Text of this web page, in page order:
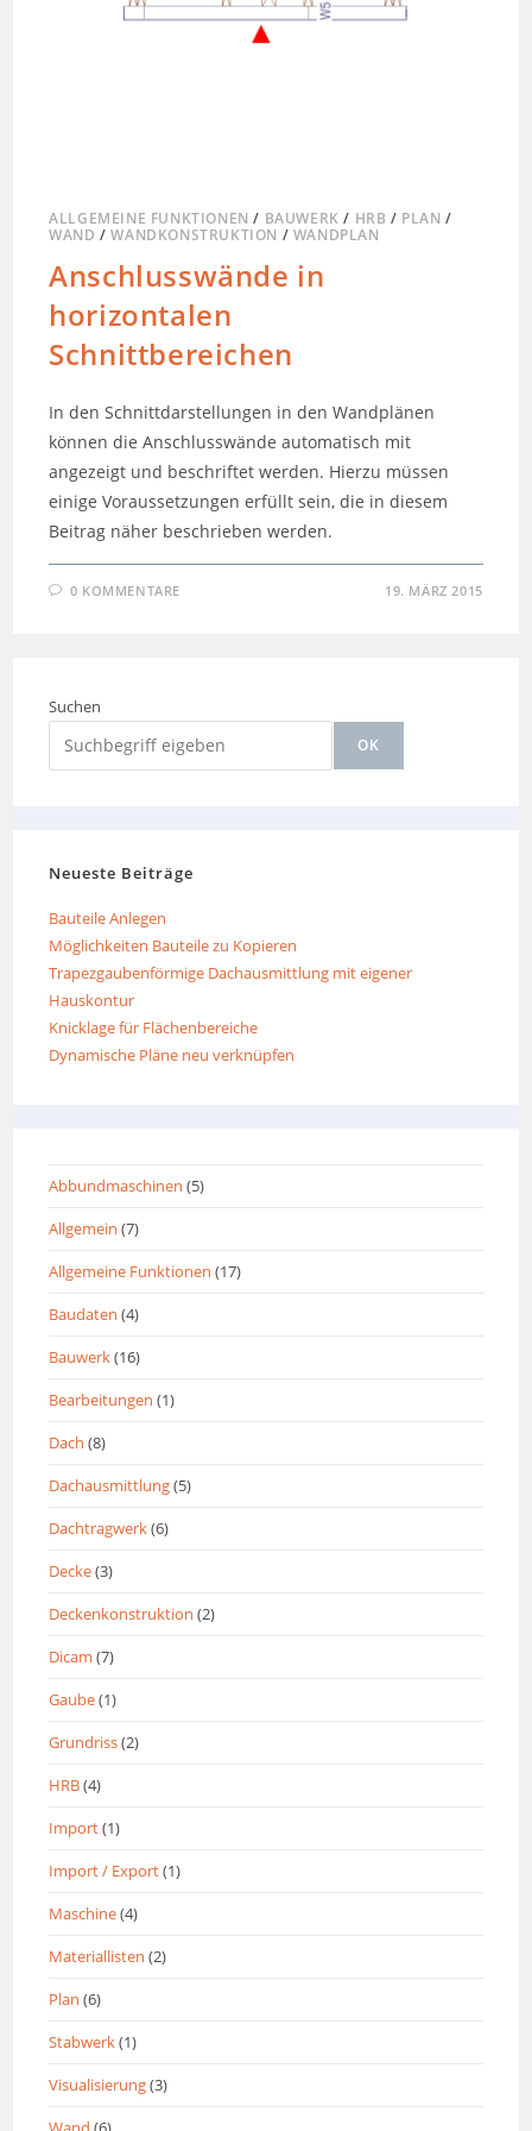
ALLGEMEINE FUNKTIONEN / BAUWERK / HRB / PLAN /
WAND /WANDKONSTRUKTION / WANDPLAN
Anschlusswände in
horizontalen
Schnittbereichen
In den Schnittdarstellungen in den Wandplänen
können die Anschlusswände automatisch mit
angezeigt und beschriftet werden. Hierzu müssen
einige Voraussetzungen erfüllt sein, die in diesem
Beitrag näher beschrieben werden.
0 KOMMENTARE 19. MÄRZ 2015
Suchen
OK
Neueste Beiträge
Bauteile Anlegen
Möglichkeiten Bauteile zu Kopieren
Trapezgaubenförmige Dachausmittlung mit eigener
Hauskontur
Knicklage für Flächenbereiche
Dynamische Pläne neu verknüpfen
Abbundmaschinen (5)
Allgemein (7)
Allgemeine Funktionen (17)
Baudaten (4)
Bauwerk(16)
Bearbeitungen (1)
Dach (8)
Dachausmittlung(5)
Dachtragwerk(6)
Decke(3)
Deckenkonstruktion (2)
Dicam (7)
Gaube(1)
Grundriss(2)
HRB(4)
Import(1)
Import / Export(1)
Maschine(4)
Materiallisten (2)
Plan (6)
Stabwerk(1)
Visualisierung(3)